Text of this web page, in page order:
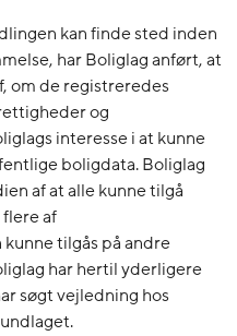
kan finde sted inden
har Boliglag anført, at
om de registreredes
og
interesse i at kunne
boligdata. Boliglag
af at alle kunne tilgå
af
tilgås på andre
har hertil yderligere
søgt vejledning hos